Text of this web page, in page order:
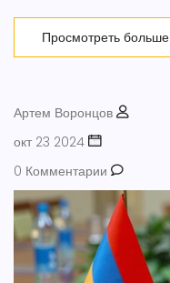
Просмотреть больше
Артем Воронцов
окт 23 2024
0 Комментарии